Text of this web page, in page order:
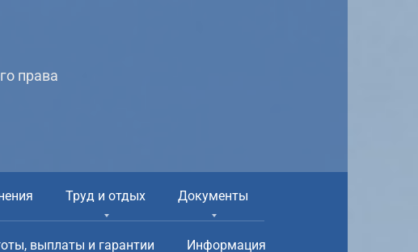
права
Труд и отдых Документы
выплаты и гарантии Информация